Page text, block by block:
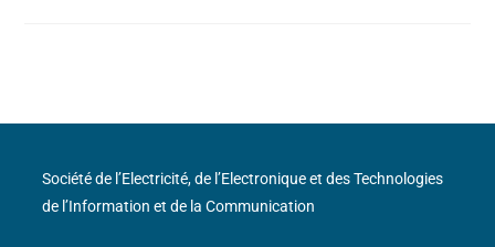
Société de l’Electricité, de l’Electronique et des Technologies
de l’Information et de la Communication